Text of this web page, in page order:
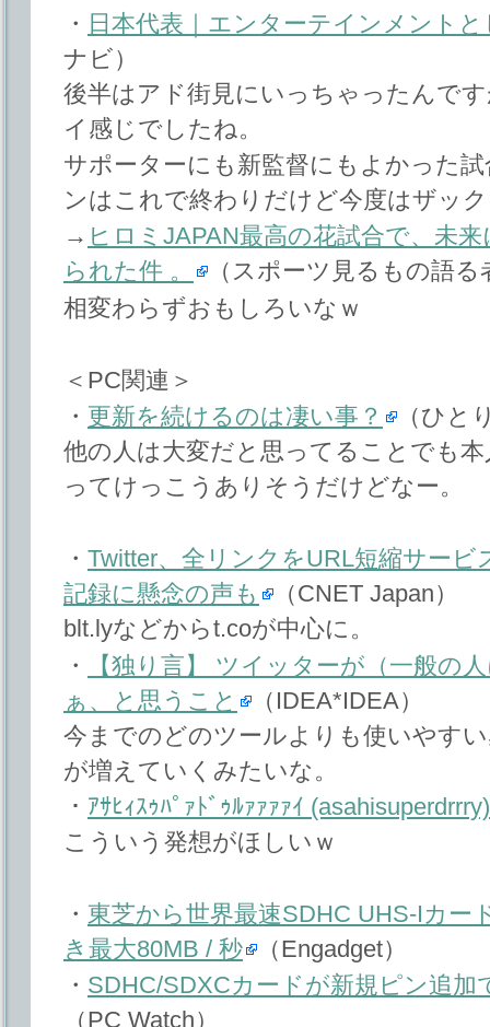
・ 日本代表｜エンターテインメント
ナビ）
後半はアド街見にいっちゃったんで
イ感じでしたね。
サポーターにも新監督にもよかった
ンはこれで終わりだけど今度はザッ
→ ヒロミJAPAN最高の花試合で、未
られた件 。
（スポーツ見るもの語
相変わらずおもしろいなｗ
＜PC関連＞
・ 更新を続けるのは凄い事？
（ひと
他の人は大変だと思ってることでも
ってけっこうありそうだけどなー。
・ Twitter、全リンクをURL短縮サービ
記録に懸念の声も
（CNET Japan）
blt.lyなどからt.coが中心に。
・
【独り言】 ツイッターが（一般の
ぁ、と思うこと
（IDEA*IDEA）
今までのどのツールよりも使いやす
が増えていくみたいな。
・ ｱｻﾋｨｽｩﾊﾟｧﾄﾞｩﾙｧｧｧｧｲ
こういう発想がほしいｗ
・ 東芝から世界最速SDHC UHS-Iカー
き最大80MB / 秒
（Engadget）
・ SDHC/SDXCカードが新規ピン追加
（PC Watch）